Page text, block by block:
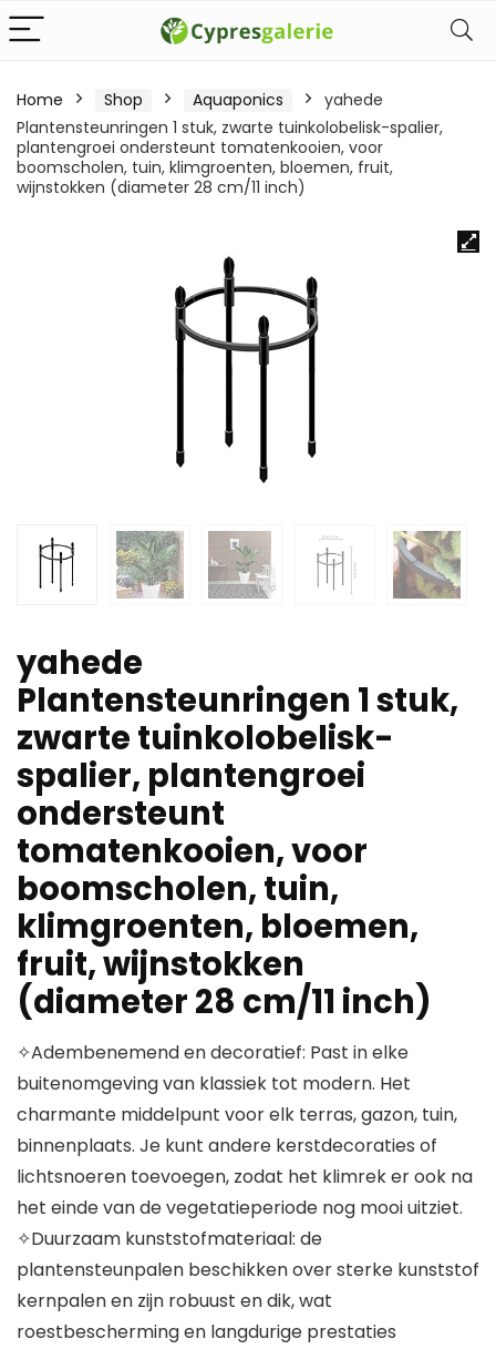
Home Shop Aquaponics
yahede
Plantensteunringen 1 stuk, zwarte tuinkolobelisk-spalier,
plantengroei ondersteunt tomatenkooien, voor
boomscholen, tuin, klimgroenten, bloemen, fruit,
wijnstokken (diameter 28 cm/11 inch)
yahede
Plantensteunringen 1 stuk,
zwarte tuinkolobelisk-
spalier, plantengroei
ondersteunt
tomatenkooien, voor
boomscholen, tuin,
klimgroenten, bloemen,
fruit, wijnstokken
(diameter 28 cm/11 inch)
✧Adembenemend en decoratief: Past in elke
buitenomgeving van klassiek tot modern. Het
charmante middelpunt voor elk terras, gazon, tuin,
binnenplaats. Je kunt andere kerstdecoraties of
lichtsnoeren toevoegen, zodat het klimrek er ook na
het einde van de vegetatieperiode nog mooi uitziet.
✧Duurzaam kunststofmateriaal: de
plantensteunpalen beschikken over sterke kunststof
kernpalen en zijn robuust en dik, wat
roestbescherming en langdurige prestaties